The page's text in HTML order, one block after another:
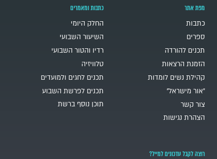
מפת אתר
כתבות
ספרים
תכנים להורדה
הזמנת הרצאות
קהילת נשים לומדות
"אור מישראל"
צור קשר
הצהרת נגישות
כתבות ומאמרים
החלק היומי
השיעור השבועי
רדיו והטור השבועי
טלוויזיה
תכנים לחגים ולמועדים
תכנים לפרשת השבוע
תוכן נוסף ברשת
רוצה לקבל עדכונים למייל?